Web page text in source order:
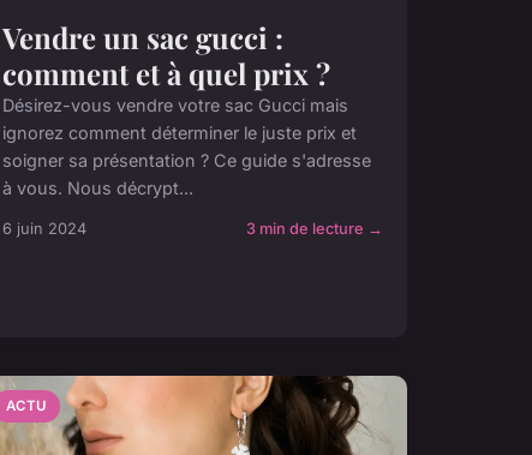
Vendre un sac gucci :
comment et à quel prix ?
Désirez-vous vendre votre sac Gucci mais
ignorez comment déterminer le juste prix et
soigner sa présentation ? Ce guide s'adresse
à vous. Nous décrypt...
6 juin 2024 3 min de lecture →
ACTU